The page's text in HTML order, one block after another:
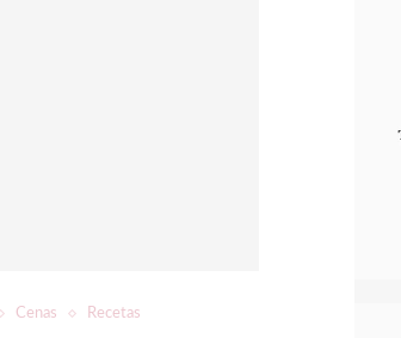
Cenas Recetas